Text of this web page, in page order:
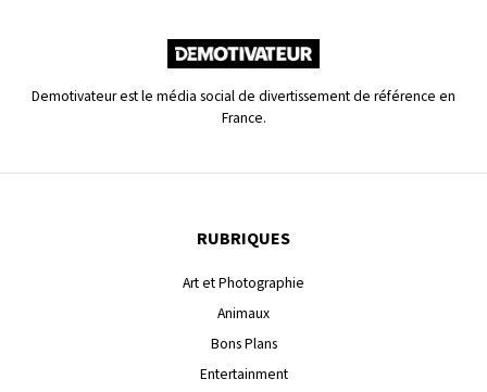
Demotivateur est le média social de divertissement de référence en
France.
RUBRIQUES
Art et Photographie
Animaux
Bons Plans
Entertainment